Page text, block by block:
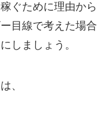
ぐために理由か
目線で考えた場
しましょう。
、